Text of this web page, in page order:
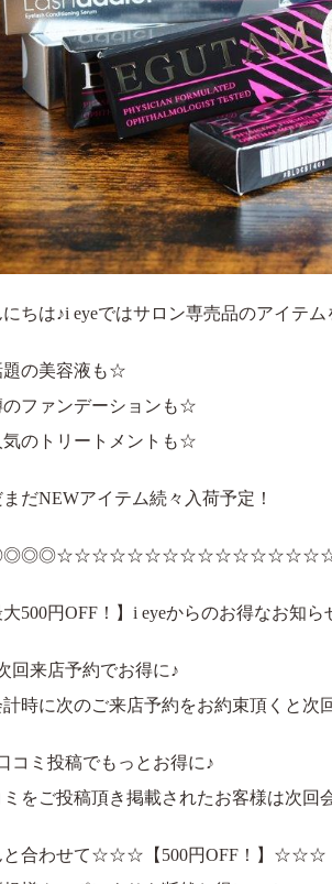
にちは♪i eyeではサロン専売品のアイテ
題の美容液も☆
のファンデーションも☆
気のトリートメントも☆
まだNEWアイテム続々入荷予定！
大500円OFF！】i eyeからのお得なお知
回来店予約でお得に♪
時に次のご来店予約をお約束頂くと次
コミ投稿でもっとお得に♪
をご投稿頂き掲載されたお客様は次回
と合わせて☆☆☆【500円OFF！】☆☆☆